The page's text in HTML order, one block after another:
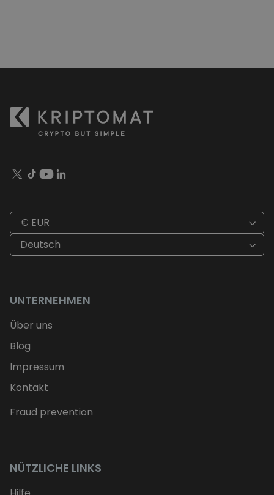
€ EUR
Deutsch
UNTERNEHMEN
Über uns
Blog
Impressum
Kontakt
Fraud prevention
NÜTZLICHE LINKS